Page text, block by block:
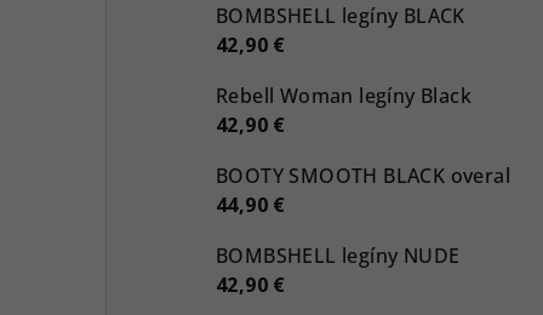
BOMBSHELL legíny BLACK
42,90 €
Rebell Woman legíny Black
42,90 €
BOOTY SMOOTH BLACK overal
44,90 €
BOMBSHELL legíny NUDE
42,90 €